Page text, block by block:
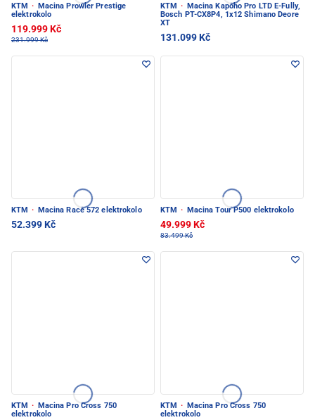
KTM ·
Macina Prowler Prestige
elektrokolo
119.999 Kč
231.999 Kč
KTM ·
Macina Kapoho Pro LTD E-Fully,
Bosch PT-CX8P4, 1x12 Shimano Deore
XT
131.099 Kč
KTM · Macina Race 572 elektrokolo
52.399 Kč
KTM · Macina Tour P500 elektrokolo
49.999 Kč
83.499 Kč
KTM ·
Macina Pro Cross 750
elektrokolo
KTM ·
Macina Pro Cross 750
elektrokolo